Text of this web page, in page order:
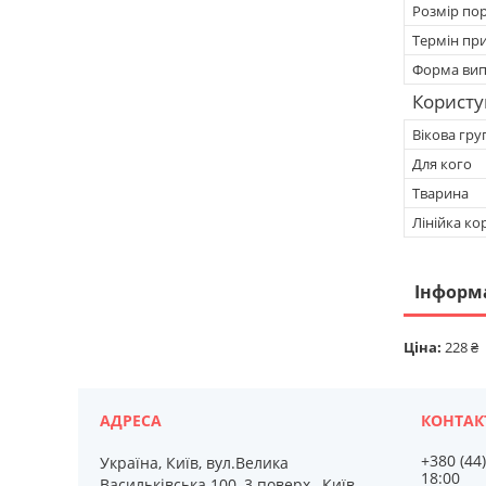
Розмір
Термін
Форма
Вікова
Для кого
Тварина
Лінійка
Ціна: 228 ₴
Україна, Київ, вул.Велика
+380
18:00